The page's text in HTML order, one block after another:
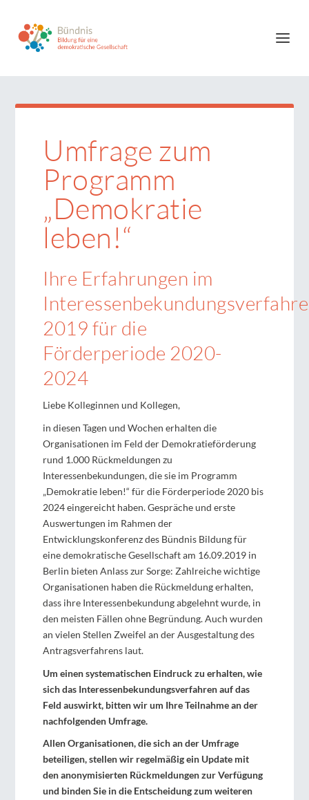
Umfrage zum
Programm
„Demokratie
leben!“
Ihre Erfahrungen im
2019 für die
Förderperiode 2020-
2024
Liebe Kolleginnen und Kollegen,
in diesen Tagen und Wochen erhalten die
Organisationen im Feld der Demokratieförderung
rund 1.000 Rückmeldungen zu
Interessenbekundungen, die sie im Programm
„Demokratie leben!“ für die Förderperiode 2020 bis
2024 eingereicht haben. Gespräche und erste
Auswertungen im Rahmen der
Entwicklungskonferenz des Bündnis Bildung für
eine demokratische Gesellschaft am 16.09.2019 in
Berlin bieten Anlass zur Sorge: Zahlreiche wichtige
Organisationen haben die Rückmeldung erhalten,
dass ihre Interessenbekundung abgelehnt wurde, in
den meisten Fällen ohne Begründung. Auch wurden
an vielen Stellen Zweifel an der Ausgestaltung des
Antragsverfahrens laut.
Um einen systematischen Eindruck zu erhalten, wie
sich das Interessenbekundungsverfahren auf das
Feld auswirkt, bitten wir um Ihre Teilnahme an der
nachfolgenden Umfrage.
Allen Organisationen, die sich an der Umfrage
beteiligen, stellen wir regelmäßig ein Update mit
den anonymisierten Rückmeldungen zur Verfügung
und binden Sie in die Entscheidung zum weiteren